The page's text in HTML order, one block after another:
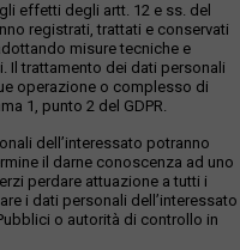
effetti degli artt. 12 e ss. del
registrati, trattati e conservati
misure tecniche e
Il trattamento dei dati personali
operazione o complesso di
1, punto 2 del GDPR.
dell’interessato potranno
il darne conoscenza ad uno
perdare attuazione a tutti i
i dati personali dell’interessato
o autorità di controllo in